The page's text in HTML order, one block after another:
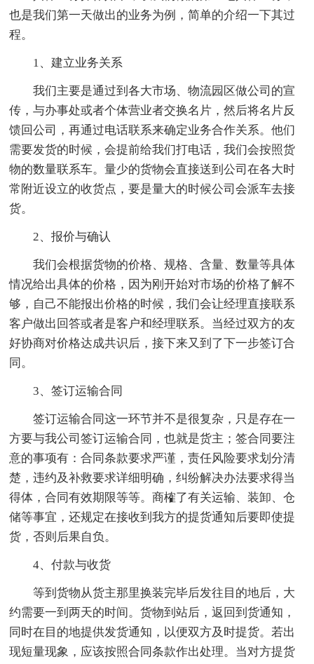
也是我们第一天做出的业务为例，简单的介绍一下其过
程。
1、建立业务关系
我们主要是通过到各大市场、物流园区做公司的宣
传，与办事处或者个体营业者交换名片，然后将名片反
馈回公司，再通过电话联系来确定业务合作关系。他们
需要发货的时候，会提前给我们打电话，我们会按照货
物的数量联系车。量少的货物会直接送到公司在各大时
常附近设立的收货点，要是量大的时候公司会派车去接
货。
2、报价与确认
我们会根据货物的价格、规格、含量、数量等具体
情况给出具体的价格，因为刚开始对市场的价格了解不
够，自己不能报出价格的时候，我们会让经理直接联系
客户做出回答或者是客户和经理联系。当经过双方的友
好协商对价格达成共识后，接下来又到了下一步签订合
同。
3、签订运输合同
签订运输合同这一环节并不是很复杂，只是存在一
方要与我公司签订运输合同，也就是货主；签合同要注
意的事项有：合同条款要求严谨，责任风险要求划分清
楚，违约及补救要求详细明确，纠纷解决办法要求得当
得体，合同有效期限等等。商榷了有关运输、装卸、仓
储等事宜，还规定在接收到我方的提货通知后要即使提
货，否则后果自负。
4、付款与收货
等到货物从货主那里换装完毕后发往目的地后，大
约需要一到两天的时间。货物到站后，返回到货通知，
同时在目的地提供发货通知，以便双方及时提货。若出
现短量现象，应该按照合同条款作出处理。当对方提货